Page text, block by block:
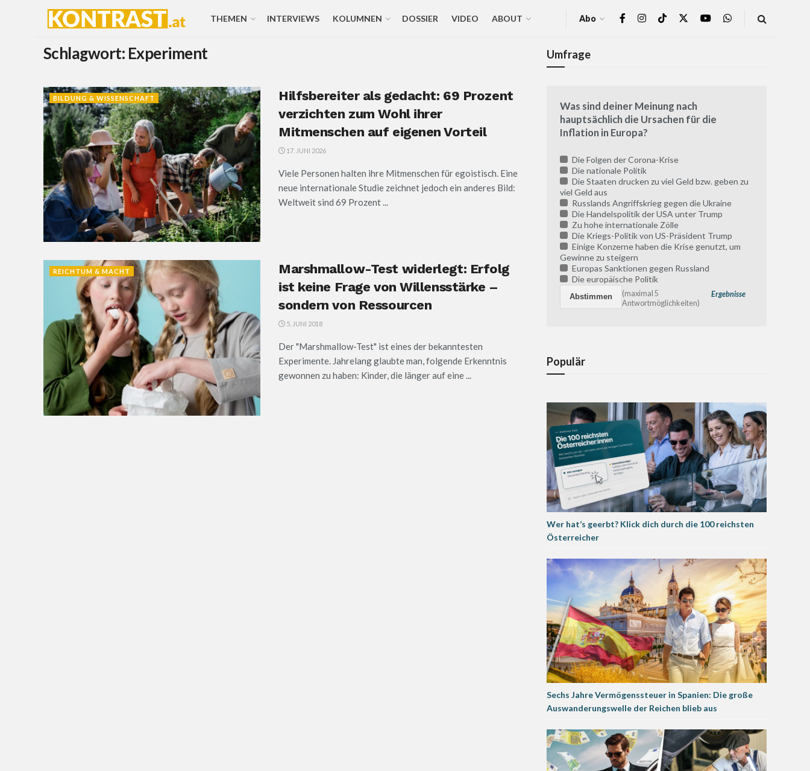
THEMEN INTERVIEWS KOLUMNEN DOSSIER VIDEO ABOUT Abo
Schlagwort: Experiment
BILDUNG & WISSENSCHAFT
Hilfsbereiter als gedacht: 69 Prozent
verzichten zum Wohl ihrer
Mitmenschen auf eigenen Vorteil
17. JUNI 2026
Viele Personen halten ihre Mitmenschen für egoistisch. Eine
neue internationale Studie zeichnet jedoch ein anderes Bild:
Weltweit sind 69 Prozent ...
REICHTUM & MACHT
Marshmallow-Test widerlegt: Erfolg
ist keine Frage von Willensstärke –
sondern von Ressourcen
5. JUNI 2018
Der "Marshmallow-Test" ist eines der bekanntesten
Experimente. Jahrelang glaubte man, folgende Erkenntnis
gewonnen zu haben: Kinder, die länger auf eine ...
Umfrage
Was sind deiner Meinung nach
hauptsächlich die Ursachen für die
Inflation in Europa?
Die Folgen der Corona-Krise
Die nationale Politik
Die Staaten drucken zu viel Geld bzw. geben zu
viel Geld aus
Russlands Angriffskrieg gegen die Ukraine
Die Handelspolitik der USA unter Trump
Zu hohe internationale Zölle
Die Kriegs-Politik von US-Präsident Trump
Einige Konzerne haben die Krise genutzt, um
Gewinne zu steigern
Europas Sanktionen gegen Russland
Die europäische Politik
Ergebnisse
(maximal 5
Antwortmöglichkeiten)
Populär
Wer hat’s geerbt? Klick dich durch die 100 reichsten
Österreicher
Sechs Jahre Vermögenssteuer in Spanien: Die große
Auswanderungswelle der Reichen blieb aus